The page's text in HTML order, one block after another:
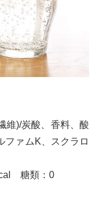
維)/炭酸、香料、酸
ファムK、スクラロ
糖類：0